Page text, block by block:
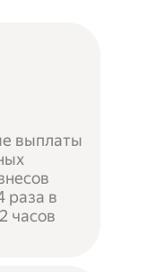
выплаты
раза в
часов